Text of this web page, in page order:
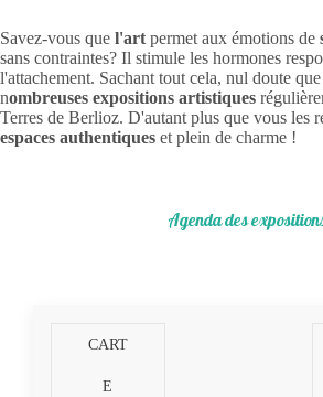
Savez-vous que l'art permet aux émotions de
sans contraintes? Il stimule les hormones
l'attachement. Sachant tout cela, nul doute
nombreuses expositions artistiques
Terres de Berlioz. D'autant plus que vous les
espaces authentiques et plein de charme !
Agenda des
CART
E